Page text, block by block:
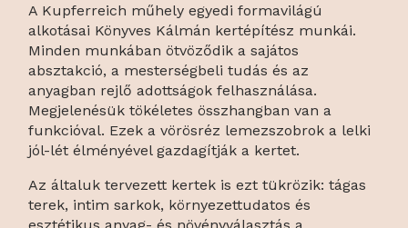
A Kupferreich műhely egyedi formavilágú
alkotásai Könyves Kálmán kertépítész munkái.
Minden munkában ötvöződik a sajátos
absztakció, a mesterségbeli tudás és az
anyagban rejlő adottságok felhasználása.
Megjelenésük tökéletes összhangban van a
funkcióval. Ezek a vörösréz lemezszobrok a lelki
jól-lét élményével gazdagítják a kertet.
Az általuk tervezett kertek is ezt tükrözik: tágas
terek, intim sarkok, környezettudatos és